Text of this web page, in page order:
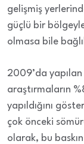
gelişmiş
güçlü bir
olmasa bile
2009’da
araştırmaların
yapıldığını
çok önceki
olarak, bu